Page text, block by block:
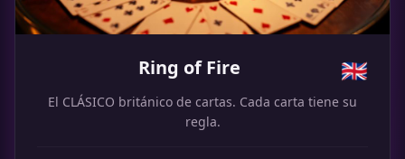
Ring of Fire 🇬🇧
El CLÁSICO británico de cartas. Cada carta tiene su
regla.